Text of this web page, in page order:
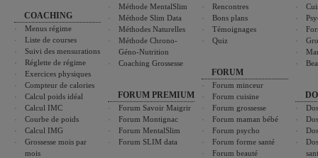
COACHING
Menus régime
Liste de courses
Suivi des mensurations
Réglette de régime
Exercices physiques
Compteur de calories
Calcul poids idéal
Calcul IMC
Courbe de poids
Calcul IMG
Grossesse mois par
mois
Méthode MentalSlim
Méthode Slim Data
Méthodes Naturelles
Méthode Chrono-
Géno-Nutrition
Coaching Grossesse
FORUM PREMIUM
Forum Savoir Maigrir
Forum Montignac
Forum MentalSlim
Forum SLIM data
Rencontres
Bons plans
Témoignages
Quiz
FORUM
Forum minceur
Forum cuisine
Forum grossesse
Forum maman bébé
Forum psycho
Forum forme santé
Forum beauté